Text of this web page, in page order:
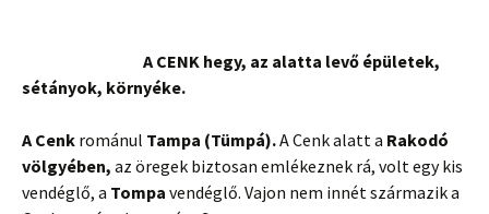
A CENK hegy, az alatta levő épületek,
sétányok, környéke.
A Cenk románul Tampa (Tümpá).A Cenk alatt a Rakodó
völgyében, az öregek biztosan emlékeznek rá, volt egy kis
vendéglő, a Tompa vendéglő. Vajon nem innét származik a